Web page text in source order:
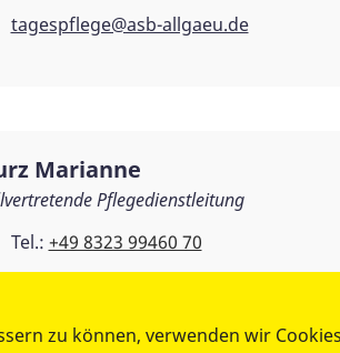
tagespflege@asb-allgaeu.de
Marianne
Pflegedienstleitung
Tel.: +49 8323 99460 70
zu können, verwenden wir